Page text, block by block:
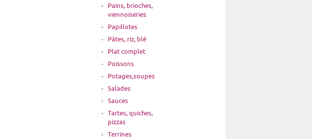
Pains, brioches,
viennoiseries
Papillotes
Pâtes, riz, blé
Plat complet
Poissons
Potages,soupes
Salades
Sauces
Tartes, quiches,
pizzas
Terrines